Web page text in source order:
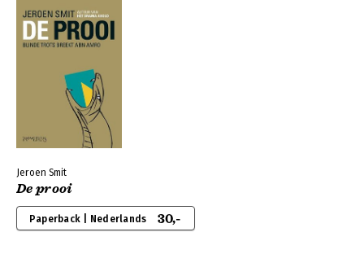
Jeroen Smit
De prooi
Paperback | Nederlands 30,-